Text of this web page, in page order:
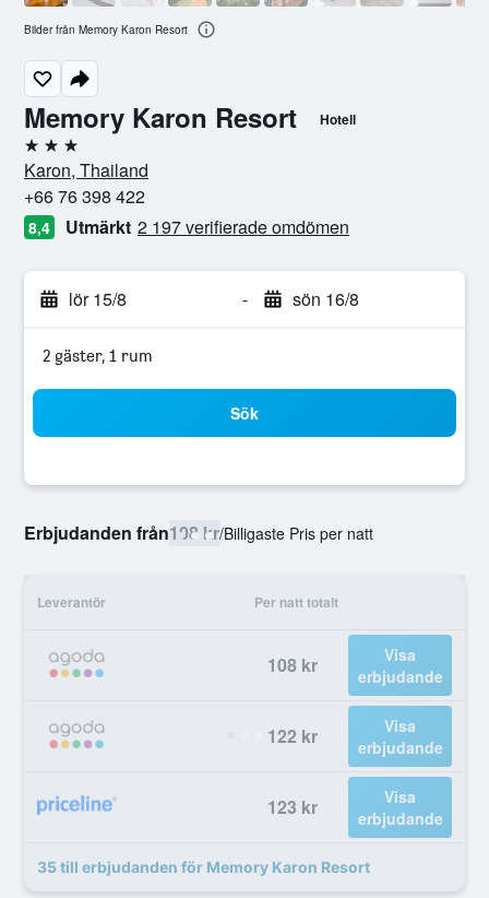
Memory Karon Resort Hotell
3 stjärnor
Karon, Thailand
+66 76 398 422
8,4 Utmärkt 2 197 verifierade omdömen
lör 15/8 - sön 16/8
2 gäster, 1 rum
Sök
Erbjudanden från108 kr/Billigaste Pris per natt
Leverantör Per natt totalt
108 kr
Visa
erbjudande
122 kr
Visa
erbjudande
123 kr
Visa
erbjudande
35 till erbjudanden för Memory Karon Resort
Bilder från Memory Karon Resort